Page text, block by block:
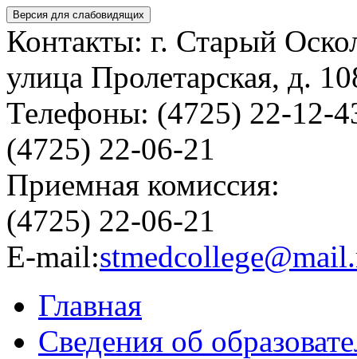
Версия для слабовидящих
Контакты: г. Старый
улица Пролетарская, д.
Телефоны: (4725) 22-12-
(4725) 22-06-21
Приемная комиссия:
(4725) 22-06-21
E-mail:
Главная
Сведения об